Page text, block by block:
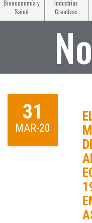
Bioeconomía y
Salud
Industrias
Creativas
31
MAR-20